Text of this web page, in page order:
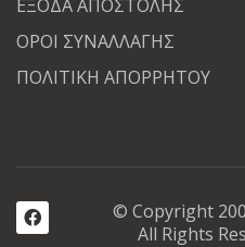
ΕΞΟΔΑ ΑΠΟΣΤΟΛΗΣ
ΟΡΟΙ ΣΥΝΑΛΛΑΓΗΣ
ΠΟΛΙΤΙΚΗ ΑΠΟΡΡΗΤΟΥ
© Copyright
All Rights